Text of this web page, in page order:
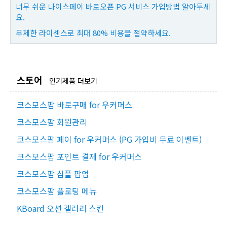
너무 쉬운 나이스페이 바로오픈 PG 서비스 가입방법 알아두세
요.
무제한 라이센스로 최대 80% 비용을 절약하세요.
스토어 인기제품 더보기
코스모스팜 바로구매 for 우커머스
코스모스팜 회원관리
코스모스팜 페이 for 우커머스 (PG 가입비 무료 이벤트)
코스모스팜 포인트 결제 for 우커머스
코스모스팜 심플 팝업
코스모스팜 플로팅 메뉴
KBoard 오션 갤러리 스킨